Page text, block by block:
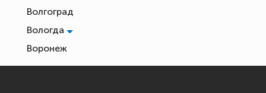
Волгоград
Вологда
Воронеж
Екатеринбург